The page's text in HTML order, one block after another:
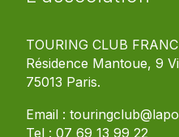
TOURING CLUB
Résidence Mantoue, 9
75013 Paris.
Email :
Tel : 07 69 13 99 22